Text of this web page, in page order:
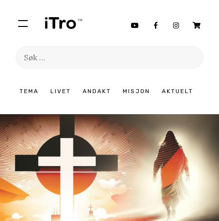
TEMA LIVET ANDAKT MISJON AKTUELT
Søk
innhold